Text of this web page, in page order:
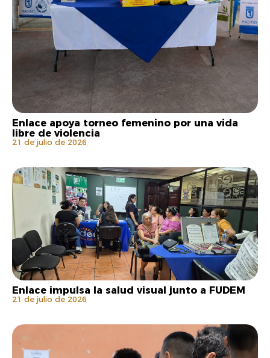
Enlace apoya torneo femenino por una vida
libre de violencia
21 de julio de 2026
Enlace impulsa la salud visual junto a FUDEM
21 de julio de 2026